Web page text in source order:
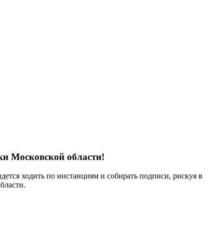
Московской области!
ходить по инстанциям и собирать подписи, рискуя в